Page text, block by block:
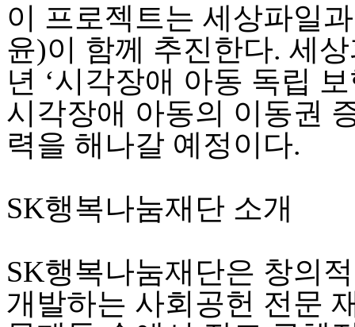
이 프로젝트는 세상파일
윤)이 함께 추진한다. 세
년 ‘시각장애 아동 독립
시각장애 아동의 이동권
력을 해나갈 예정이다.
SK행복나눔재단 소개
SK행복나눔재단은 창의
개발하는 사회공헌 전문